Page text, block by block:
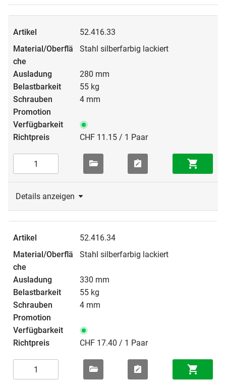
52.416.33
Stahl silberfarbig lackiert
280 mm
55 kg
4 mm
CHF 11.15 / 1 Paar
Details anzeigen
52.416.34
Stahl silberfarbig lackiert
330 mm
55 kg
4 mm
CHF 17.40 / 1 Paar